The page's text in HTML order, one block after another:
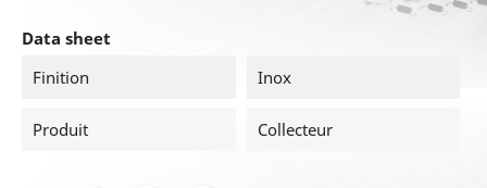
Data sheet
Finition
Inox
Produit Collecteur